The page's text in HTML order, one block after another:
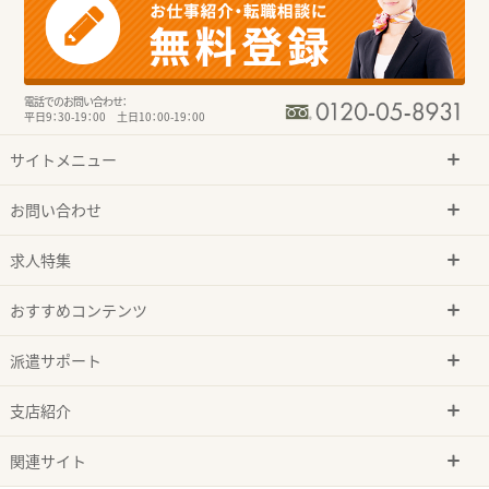
電話でのお問い合わせ：
平日9：30-19：00 土日10：00-19：00
サイトメニュー
お問い合わせ
求人特集
おすすめコンテンツ
派遣サポート
支店紹介
関連サイト